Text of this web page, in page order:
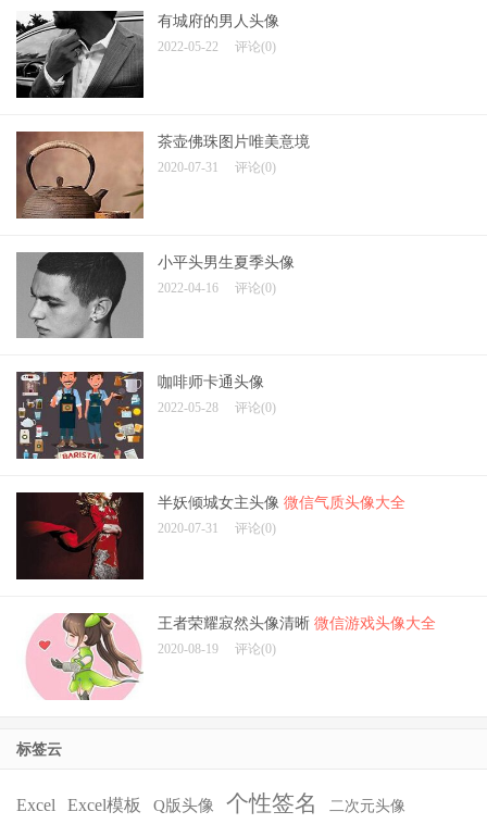
有城府的男人头像
2022-05-22 评论(0)
茶壶佛珠图片唯美意境
2020-07-31 评论(0)
小平头男生夏季头像
2022-04-16 评论(0)
咖啡师卡通头像
2022-05-28 评论(0)
半妖倾城女主头像 微信气质头像大全
2020-07-31 评论(0)
王者荣耀寂然头像清晰 微信游戏头像大全
2020-08-19 评论(0)
标签云
Excel Excel模板 Q版头像 个性签名 二次元头像